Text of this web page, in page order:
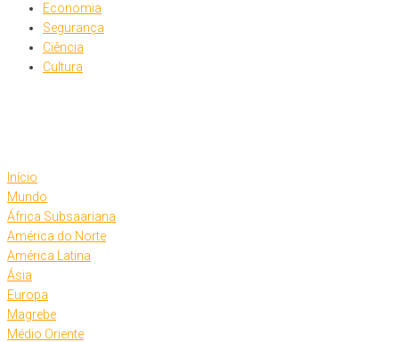
Economia
Segurança
Ciência
Cultura
Início
Mundo
África Subsaariana
América do Norte
América Latina
Ásia
Europa
Magrebe
Médio Oriente